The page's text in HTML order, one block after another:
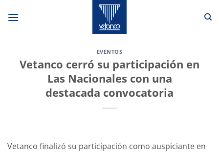
EVENTOS
Vetanco cerró su participación en
Las Nacionales con una
destacada convocatoria
Vetanco finalizó su participación como auspiciante en